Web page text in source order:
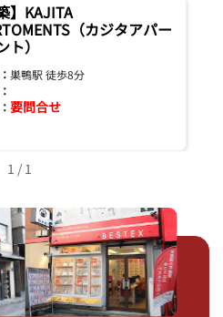
】KAJITA
（カジタアパー
ト）
巣鴨駅 徒歩8分
要問合せ
1 / 1